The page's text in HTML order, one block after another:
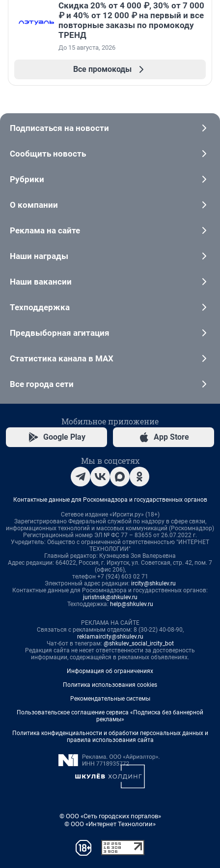
Скидка 20% от 4 000 ₽, 30% от 7 000
₽ и 40% от 12 000 ₽ на первый и все
повторные заказы по промокоду
ТРЕНД
До 15 августа, 2026
Все промокоды
Подписаться на новости
Сообщить новость
Рубрики
О компании
Реклама на сайте
Наши награды
Наши вакансии
Техподдержка
Предвыборная агитация
Статистика канала в MAX
Все города сети
Мобильное приложение
Google Play App Store
Мы в соцсетях
Контактные данные для Роскомнадзора и государственных органов
Сетевое издание «Ирсити.ру» (18+)
Зарегистрировано Федеральной службой по надзору в сфере связи,
информационных технологий и массовых коммуникаций (Роскомнадзор)
Регистрационный номер ЭЛ № ФС 77 – 83655 от 26.07.2022 г.
Учредитель: Общество с ограниченной ответственностью "ИНТЕРНЕТ
ТЕХНОЛОГИИ"
Главный редактор: Кузнецова Зоя Валерьевна
Адрес редакции: 664022, Россия, г. Иркутск, ул. Советская, стр. 42, пом. 7
(офис 206),
телефон +7 (924) 603 02 71
Электронный адрес редакции: ircity@shkulev.ru
Контактные данные для Роскомнадзора и государственных органов:
juristnsk@shkulev.ru
Техподдержка: help@shkulev.ru
РЕКЛАМА НА САЙТЕ
Связаться с рекламным отделом: 8 (30-22) 40-08-90,
reklamaircity@shkulev.ru
Чат-бот в телеграм: @shkulev_social_ircity_bot
Редакция сайта не несет ответственности за достоверность
информации, содержащейся в рекламных объявлениях.
Информация об ограничениях
Политика использования cookies
Рекомендательные системы
Пользовательское соглашение сервиса «Подписка без баннерной
рекламы»
Политика конфиденциальности и обработки персональных данных и
правила использования сайта
© ООО «Сеть городских порталов»
© ООО «Интернет Технологии»